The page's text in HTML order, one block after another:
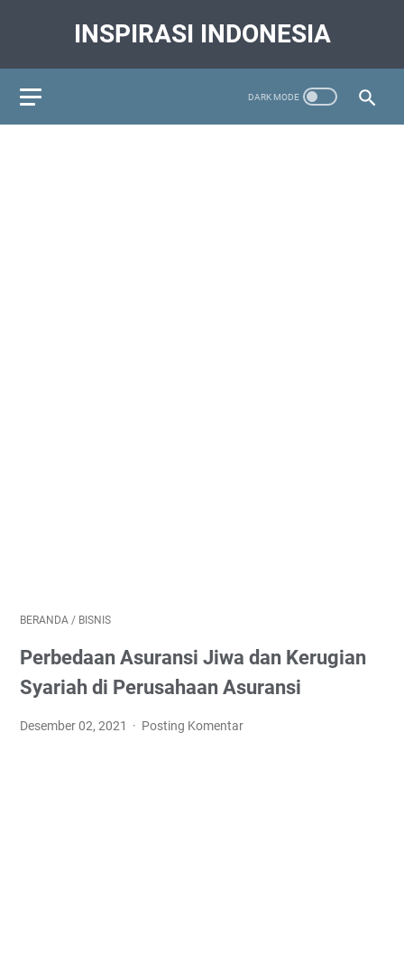
INSPIRASI INDONESIA
BERANDA / BISNIS
Perbedaan Asuransi Jiwa dan Kerugian
Syariah di Perusahaan Asuransi
Desember 02, 2021 Posting Komentar